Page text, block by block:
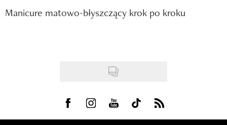
Manicure matowo-błyszczący krok po kroku
Visit us on Facebook
Visit us on Instagram
Visit us on Youtube
Visit us on Tiktok
Visit us on Rss